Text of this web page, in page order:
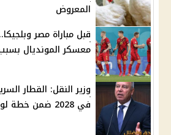
المعروض
قبل مباراة مصر
معسكر المونديال بسبب
وزير النقل: القطار
في 2028 ضمن خطة لوجستية كبرى